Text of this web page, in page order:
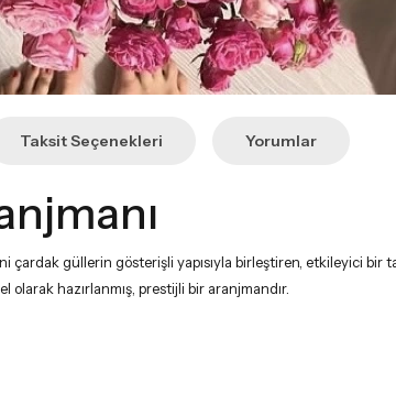
Taksit Seçenekleri Yorumlar
çardak güllerin gösterişli yapısıyla birleştiren, etkileyici
hazırlanmış, prestijli bir aranjmandır.